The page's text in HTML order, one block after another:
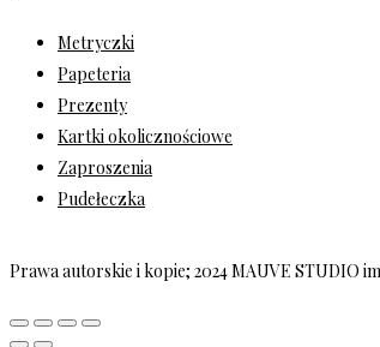
Metryczki
Papeteria
Prezenty
Kartki okolicznościowe
Zaproszenia
Pudełeczka
Prawa autorskie i kopie; 2024 MAUVE STUDIO